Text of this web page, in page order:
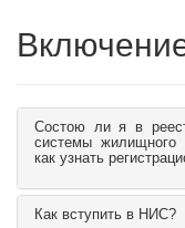
Состою ли я в
системы
как узнать
Как вступить в НИС?